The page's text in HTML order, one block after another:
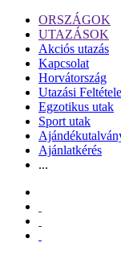
ORSZÁGOK
UTAZÁSOK
Akciós utazás
Kapcsolat
Horvátország
Utazási
Egzotikus utak
Sport utak
Ajánlatkérés
...